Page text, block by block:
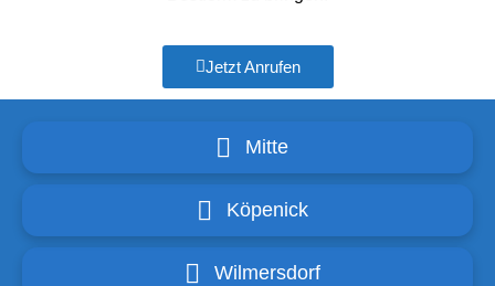
Jetzt Anrufen
Mitte
Köpenick
Wilmersdorf